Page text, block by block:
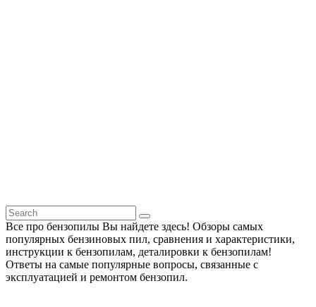
Все про бензопилы Вы найдете здесь! Обзоры самых
популярных бензиновых пил, сравнения и характеристики,
инструкции к бензопилам, деталировки к бензопилам!
Ответы на самые популярные вопросы, связанные с
эксплуатацией и ремонтом бензопил.